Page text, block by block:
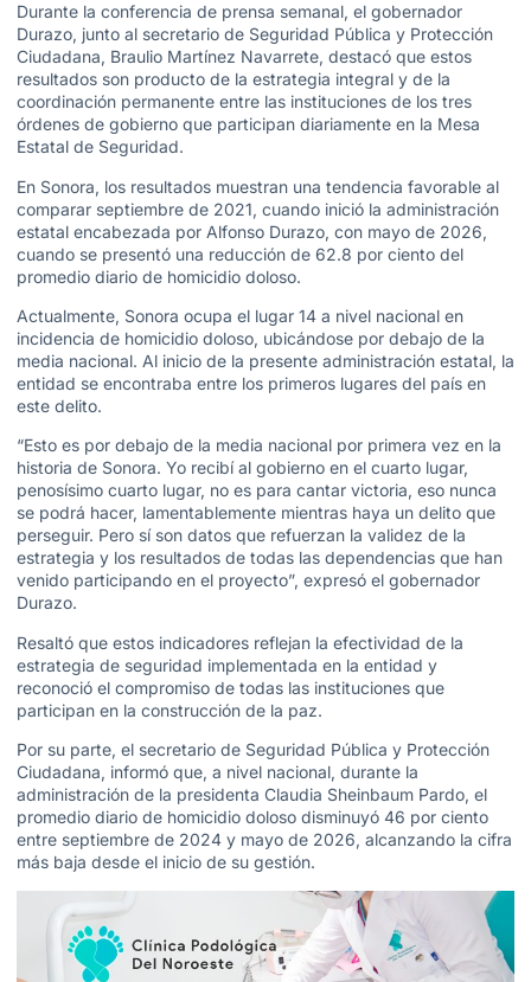
Durante la conferencia de prensa semanal, el gobernador
Durazo, junto al secretario de Seguridad Pública y Protección
Ciudadana, Braulio Martínez Navarrete, destacó que estos
resultados son producto de la estrategia integral y de la
coordinación permanente entre las instituciones de los tres
órdenes de gobierno que participan diariamente en la Mesa
Estatal de Seguridad.
En Sonora, los resultados muestran una tendencia favorable al
comparar septiembre de 2021, cuando inició la administración
estatal encabezada por Alfonso Durazo, con mayo de 2026,
cuando se presentó una reducción de 62.8 por ciento del
promedio diario de homicidio doloso.
Actualmente, Sonora ocupa el lugar 14 a nivel nacional en
incidencia de homicidio doloso, ubicándose por debajo de la
media nacional. Al inicio de la presente administración estatal, la
entidad se encontraba entre los primeros lugares del país en
este delito.
“Esto es por debajo de la media nacional por primera vez en la
historia de Sonora. Yo recibí al gobierno en el cuarto lugar,
penosísimo cuarto lugar, no es para cantar victoria, eso nunca
se podrá hacer, lamentablemente mientras haya un delito que
perseguir. Pero sí son datos que refuerzan la validez de la
estrategia y los resultados de todas las dependencias que han
venido participando en el proyecto”, expresó el gobernador
Durazo.
Resaltó que estos indicadores reflejan la efectividad de la
estrategia de seguridad implementada en la entidad y
reconoció el compromiso de todas las instituciones que
participan en la construcción de la paz.
Por su parte, el secretario de Seguridad Pública y Protección
Ciudadana, informó que, a nivel nacional, durante la
administración de la presidenta Claudia Sheinbaum Pardo, el
promedio diario de homicidio doloso disminuyó 46 por ciento
entre septiembre de 2024 y mayo de 2026, alcanzando la cifra
más baja desde el inicio de su gestión.